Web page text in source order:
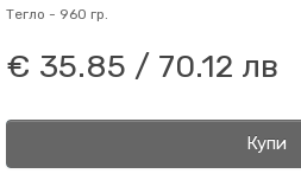
Тегло - 960 гр.
€ 35.85 / 70.12 лв
Купи